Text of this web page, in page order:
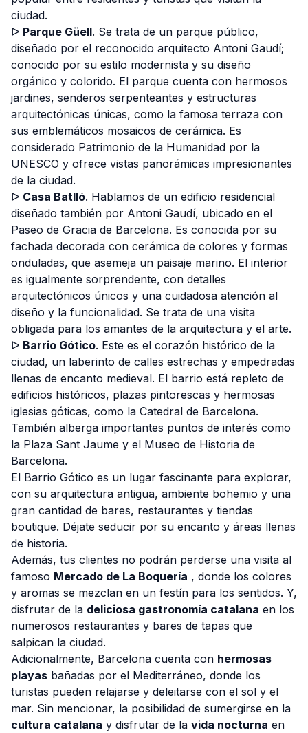
ciudad.
ᐅ Parque Güell. Se trata de un parque público,
diseñado por el reconocido arquitecto Antoni Gaudí;
conocido por su estilo modernista y su diseño
orgánico y colorido. El parque cuenta con hermosos
jardines, senderos serpenteantes y estructuras
arquitectónicas únicas, como la famosa terraza con
sus emblemáticos mosaicos de cerámica. Es
considerado Patrimonio de la Humanidad por la
UNESCO y ofrece vistas panorámicas impresionantes
de la ciudad.
ᐅ Casa Batlló. Hablamos de un edificio residencial
diseñado también por Antoni Gaudí, ubicado en el
Paseo de Gracia de Barcelona. Es conocida por su
fachada decorada con cerámica de colores y formas
onduladas, que asemeja un paisaje marino. El interior
es igualmente sorprendente, con detalles
arquitectónicos únicos y una cuidadosa atención al
diseño y la funcionalidad. Se trata de una visita
obligada para los amantes de la arquitectura y el arte.
ᐅ Barrio Gótico. Este es el corazón histórico de la
ciudad, un laberinto de calles estrechas y empedradas
llenas de encanto medieval. El barrio está repleto de
edificios históricos, plazas pintorescas y hermosas
iglesias góticas, como la Catedral de Barcelona.
También alberga importantes puntos de interés como
la Plaza Sant Jaume y el Museo de Historia de
Barcelona.
El Barrio Gótico es un lugar fascinante para explorar,
con su arquitectura antigua, ambiente bohemio y una
gran cantidad de bares, restaurantes y tiendas
boutique. Déjate seducir por su encanto y áreas llenas
de historia.
Además, tus clientes no podrán perderse una visita al
famoso Mercado de La Boquería , donde los colores
y aromas se mezclan en un festín para los sentidos. Y,
disfrutar de la deliciosa gastronomía catalana en los
numerosos restaurantes y bares de tapas que
salpican la ciudad.
Adicionalmente, Barcelona cuenta con hermosas
playas bañadas por el Mediterráneo, donde los
turistas pueden relajarse y deleitarse con el sol y el
mar. Sin mencionar, la posibilidad de sumergirse en la
cultura catalana y disfrutar de la vida nocturna en